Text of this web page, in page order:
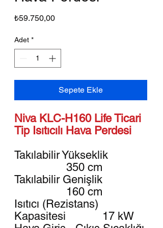
₺59.750,00Fiyat
Adet *
Sepete Ekle
Niva KLC-H160 Life Ticari
Tip Isıtıcılı Hava Perdesi
Takılabilir Yükseklik
350 cm
Takılabilir Genişlik
160 cm
Isıtıcı (Rezistans)
Kapasitesi 17 kW